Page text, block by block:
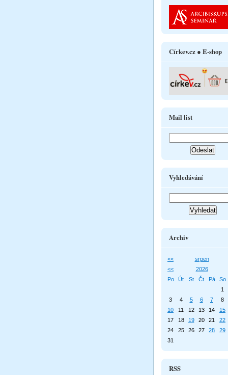
Církev.cz ● E-shop
Mail list
Vyhledávání
Archiv
<<
srpen
<<
2026
Po
Út St Čt Pá
So
1
3
4 5 6 7
8
10
11 12 13 14
15
17
18 19 20 21
22
24
25 26 27 28
29
31
RSS